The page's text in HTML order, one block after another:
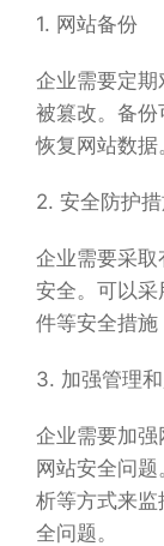
1. 网站备份
企业需要定
被篡改。备份
恢复网站数据
2. 安全防护
企业需要采
安全。可以
件等安全措施
3. 加强管理
企业需要加
网站安全问
析等方式来
全问题。